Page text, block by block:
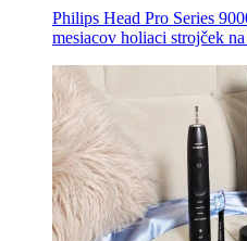
Philips Head Pro Series
mesiacov holiaci strojček